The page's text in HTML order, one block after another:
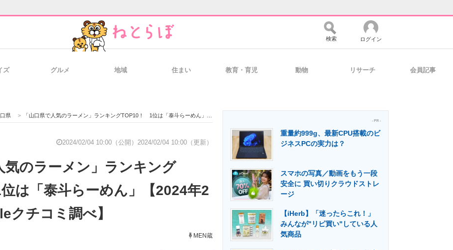
経営リーダーのコミュニティ マーケ×ITの今がよく分かる
IT製品の技術・比較・事例 製造業のIT導入・活用を支援
エネルギーの専門メディア 建設×テクノロジーの最前線
検索 ログイン
ズ グルメ 地域 住まい 教育・育児 動物 リサーチ 会員記事
県 > 「山口県で人気のラーメン」ランキングTOP10！ 1位は「泰斗らーめん」【2024年2月版／Googleクチコミ調べ】
2024/02/04 10:00（公開） 2024/02/04 10:00（更新）
気のラーメン」ランキング
は「泰斗らーめん」【2024年2
クチコミ調べ】
MEN蔵
- PR -
重量約999g、最新CPU搭載のビ
ジネスPCの実力は？
スマホの写真／動画をもう一段
安全に 買い切りクラウドストレ
ージ
【iHerb】「迷ったらこれ！」
みんなが"リピ買い"している人
気商品